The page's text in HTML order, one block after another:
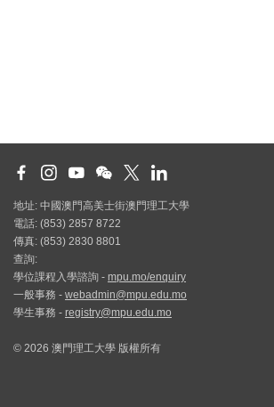
地址: 中國澳門高美士街澳門理工大學
電話: (853) 2857 8722
傳真: (853) 2830 8801
查詢:
學位課程入學諮詢 - mpu.mo/enquiry
一般事務 - webadmin@mpu.edu.mo
學生事務 - registry@mpu.edu.mo
© 2026 澳門理工大學 版權所有